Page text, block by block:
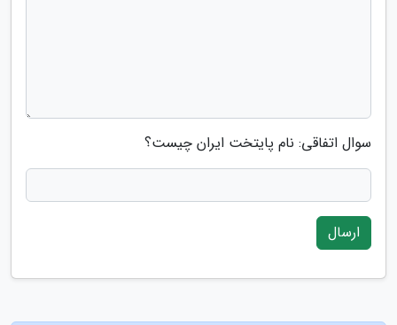
سوال اتفاقی: نام پایتخت ایران چیست؟
ارسال